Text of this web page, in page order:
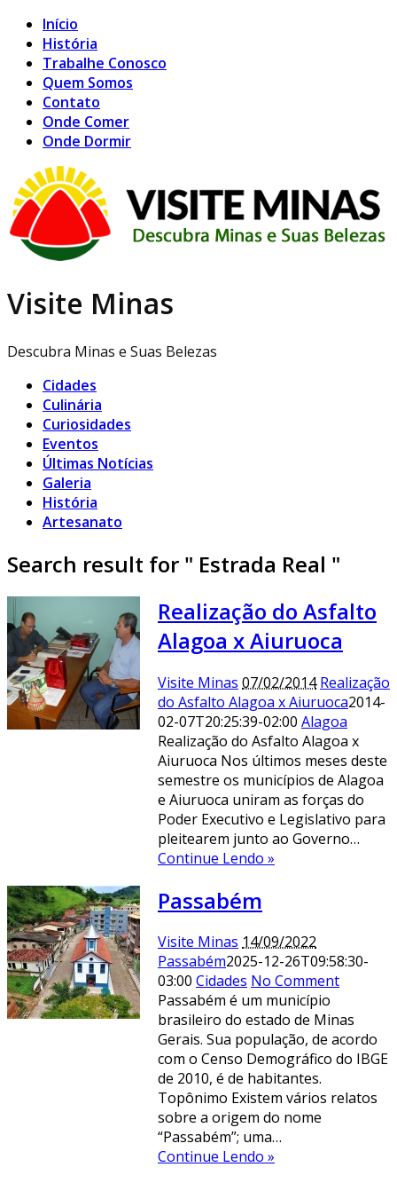
Início
História
Trabalhe Conosco
Quem Somos
Contato
Onde Comer
Onde Dormir
Visite Minas
Descubra Minas e Suas Belezas
Cidades
Culinária
Curiosidades
Eventos
Últimas Notícias
Galeria
História
Artesanato
Search result for " Estrada Real "
Realização do Asfalto
Alagoa x Aiuruoca
Visite Minas 07/02/2014 Realização
do Asfalto Alagoa x Aiuruoca2014-
02-07T20:25:39-02:00 Alagoa
Realização do Asfalto Alagoa x
Aiuruoca Nos últimos meses deste
semestre os municípios de Alagoa
e Aiuruoca uniram as forças do
Poder Executivo e Legislativo para
pleitearem junto ao Governo…
Continue Lendo »
Passabém
Visite Minas 14/09/2022
Passabém2025-12-26T09:58:30-
03:00 Cidades No Comment
Passabém é um município
brasileiro do estado de Minas
Gerais. Sua população, de acordo
com o Censo Demográfico do IBGE
de 2010, é de habitantes.
Topônimo Existem vários relatos
sobre a origem do nome
“Passabém”; uma…
Continue Lendo »